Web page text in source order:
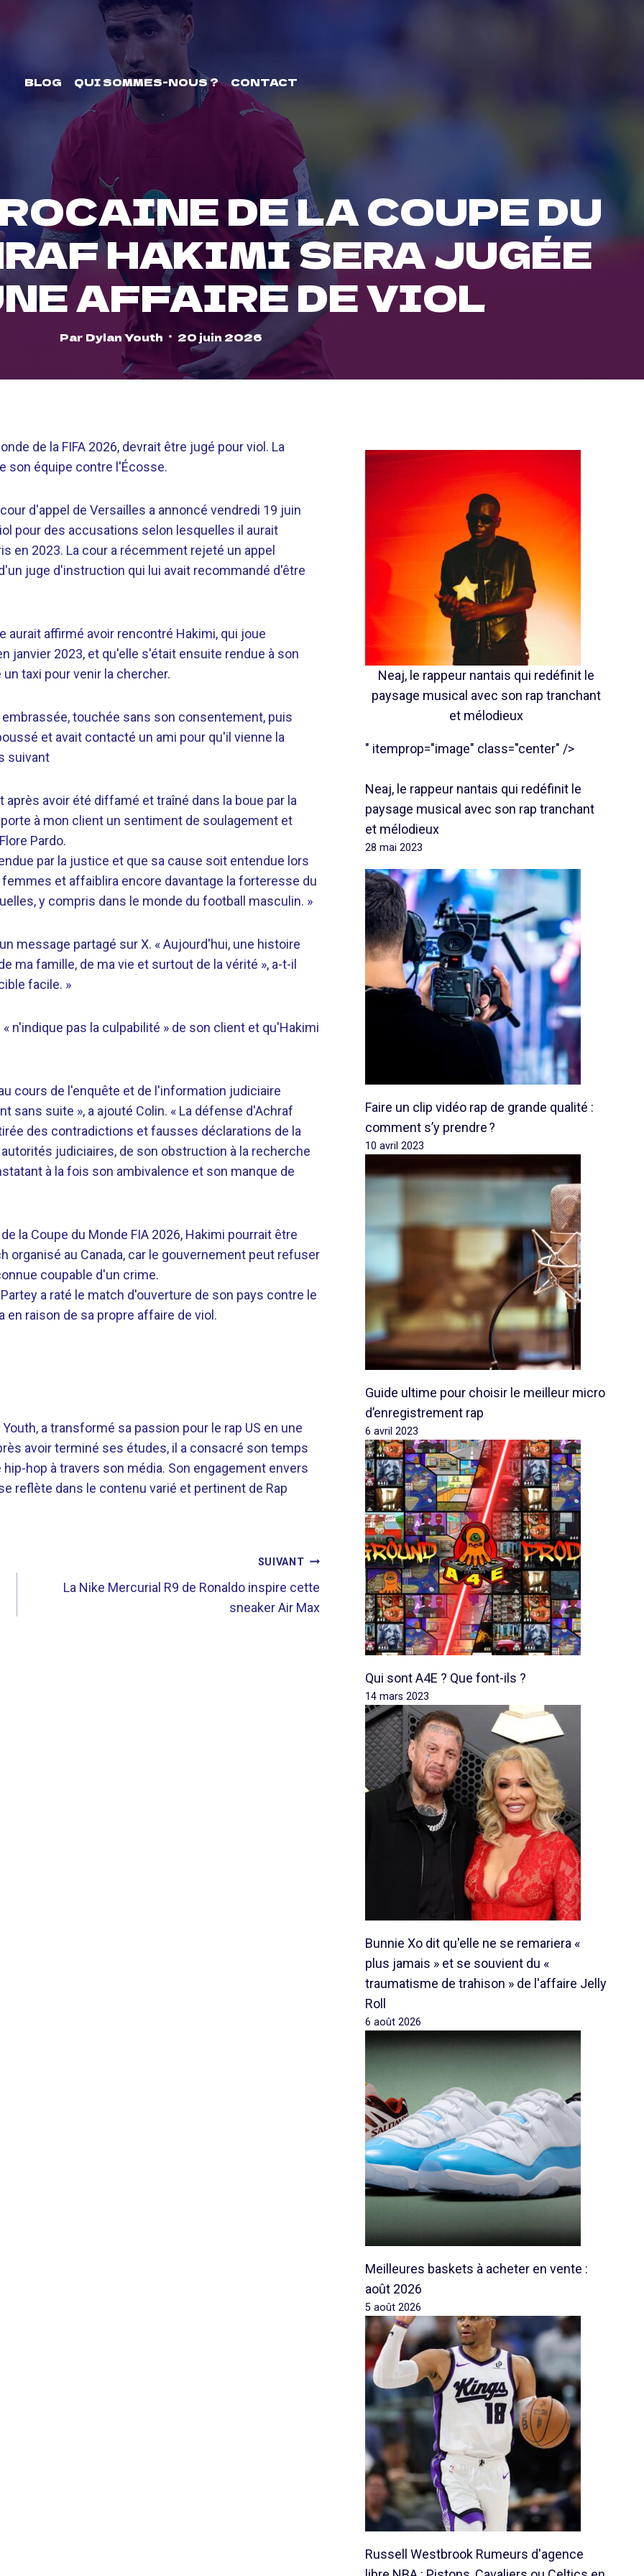
BLOG QUI SOMMES-NOUS ? CONTACT
DE LA COUPE DU
HAKIMI SERA JUGÉE
AFFAIRE DE VIOL
Par Dylan Youth 20 juin 2026
de la FIFA 2026, devrait être jugé pour viol. La
son équipe contre l'Écosse.
d'appel de Versailles a annoncé vendredi 19 juin
pour des accusations selon lesquelles il aurait
en 2023. La cour a récemment rejeté un appel
juge d'instruction qui lui avait recommandé d'être
affirmé avoir rencontré Hakimi, qui joue
janvier 2023, et qu'elle s'était ensuite rendue à son
taxi pour venir la chercher.
embrassée, touchée sans son consentement, puis
et avait contacté un ami pour qu'il vienne la
suivant
avoir été diffamé et traîné dans la boue par la
à mon client un sentiment de soulagement et
Pardo.
par la justice et que sa cause soit entendue lors
et affaiblira encore davantage la forteresse du
y compris dans le monde du football masculin. »
message partagé sur X. « Aujourd'hui, une histoire
ma famille, de ma vie et surtout de la vérité », a-t-il
facile. »
n'indique pas la culpabilité » de son client et qu'Hakimi
cours de l'enquête et de l'information judiciaire
sans suite », a ajouté Colin. « La défense d'Achraf
des contradictions et fausses déclarations de la
judiciaires, de son obstruction à la recherche
à la fois son ambivalence et son manque de
la Coupe du Monde FIA ​​2026, Hakimi pourrait être
au Canada, car le gouvernement peut refuser
coupable d'un crime.
a raté le match d'ouverture de son pays contre le
en raison de sa propre affaire de viol.
a transformé sa passion pour le rap US en une
avoir terminé ses études, il a consacré son temps
hop à travers son média. Son engagement envers
reflète dans le contenu varié et pertinent de Rap
SUIVANT
La Nike Mercurial R9 de Ronaldo inspire cette
sneaker Air Max
Neaj, le rappeur nantais qui redéfinit le
paysage musical avec son rap tranchant
et mélodieux
" itemprop="image" class="center" />
Neaj, le rappeur nantais qui redéfinit le
paysage musical avec son rap tranchant
et mélodieux
28 mai 2023
Faire un clip vidéo rap de grande qualité :
comment s’y prendre ?
10 avril 2023
Guide ultime pour choisir le meilleur micro
d’enregistrement rap
6 avril 2023
Qui sont A4E ? Que font-ils ?
14 mars 2023
Bunnie Xo dit qu'elle ne se remariera «
plus jamais » et se souvient du «
traumatisme de trahison » de l'affaire Jelly
Roll
6 août 2026
Meilleures baskets à acheter en vente :
août 2026
5 août 2026
Russell Westbrook Rumeurs d'agence